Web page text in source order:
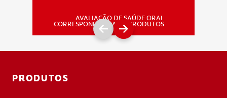
AVALIAÇÃO DE SAÚDE ORAL
CORRESPONDÊNCIA DE PRODUTOS
PRODUTOS